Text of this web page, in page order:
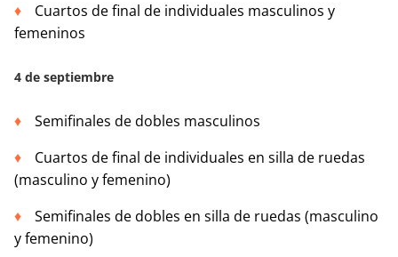
Cuartos de final de individuales masculinos y
femeninos
4 de septiembre
Semifinales de dobles masculinos
Cuartos de final de individuales en silla de ruedas
(masculino y femenino)
Semifinales de dobles en silla de ruedas (masculino
y femenino)